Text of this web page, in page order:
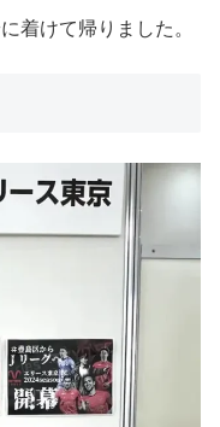
着けて帰りました。